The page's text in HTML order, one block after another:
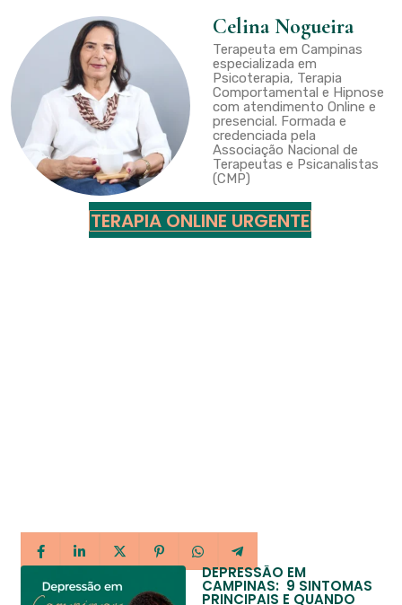
Celina Nogueira
Terapeuta em Campinas
especializada em
Psicoterapia, Terapia
Comportamental e Hipnose
com atendimento Online e
presencial. Formada e
credenciada pela
Associação Nacional de
Terapeutas e Psicanalistas
(CMP)
TERAPIA ONLINE URGENTE
DEPRESSÃO EM
CAMPINAS: 9 SINTOMAS
PRINCIPAIS E QUANDO